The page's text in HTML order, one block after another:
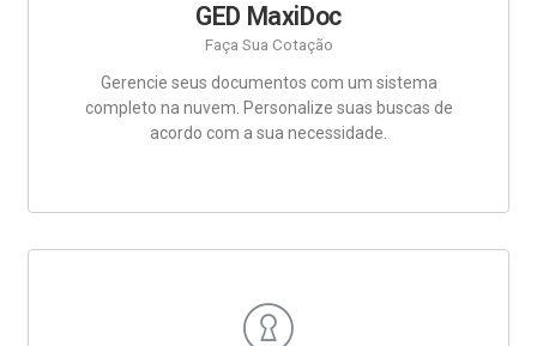
GED MaxiDoc
Faça Sua Cotação
Gerencie seus documentos com um sistema
completo na nuvem. Personalize suas buscas de
acordo com a sua necessidade.